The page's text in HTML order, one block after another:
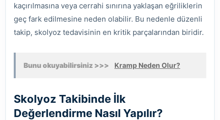
kaçırılmasına veya cerrahi sınırına yaklaşan eğriliklerin
geç fark edilmesine neden olabilir. Bu nedenle düzenli
takip, skolyoz tedavisinin en kritik parçalarından biridir.
Bunu okuyabilirsiniz >>> Kramp Neden Olur?
Skolyoz Takibinde İlk
Değerlendirme Nasıl Yapılır?